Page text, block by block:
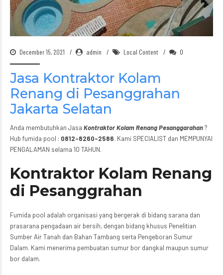
December 15, 2021 admin Local Content 0
Jasa Kontraktor Kolam
Renang di Pesanggrahan
Jakarta Selatan
Anda membutuhkan Jasa Kontraktor Kolam Renang Pesanggarahan?
Hub fumida pool : 0812-8260-2586. Kami SPECIALIST dan MEMPUNYAI
PENGALAMAN selama 10 TAHUN.
Kontraktor Kolam Renang
di Pesanggrahan
Fumida pool adalah organisasi yang bergerak di bidang sarana dan
prasarana pengadaan air bersih, dengan bidang khusus Penelitian
Sumber Air Tanah dan Bahan Tambang serta Pengeboran Sumur
Dalam. Kami menerima pembuatan sumur bor dangkal maupun sumur
bor dalam.